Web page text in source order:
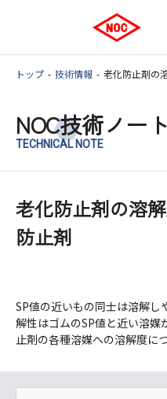
トップ 技術情報 老化防止剤の
NOC技術ノート
TECHNICAL NOTE
老化防止剤の溶
防止剤
SP値の近いもの同士は溶解
解性はゴムのSP値と近い溶
止剤の各種溶媒への溶解度に